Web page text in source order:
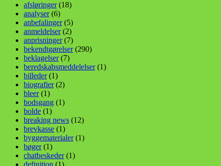
afsløringer(18)
analyser(6)
anbefalinger(5)
anmeldelser(2)
anprisninger(7)
bekendtgørelser(290)
beklagelser(7)
beredskabsmeddelelser(1)
billeder(1)
biografier(2)
bleer(1)
bodsgang (1)
bolde (1)
breaking news (12)
brevkasse (1)
byggematerialer(1)
bøger(1)
chatbeskeder(1)